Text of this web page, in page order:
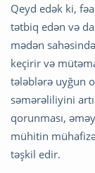
Qeyd edək ki,
tətbiq edən və
mədən
keçirir və
tələblərə uyğun
səmərəliliyini
qorunması,
mühitin
təşkil edir.